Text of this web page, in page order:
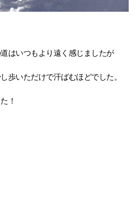
はいつもより遠く感じましたが
歩いただけで汗ばむほどでした。
！